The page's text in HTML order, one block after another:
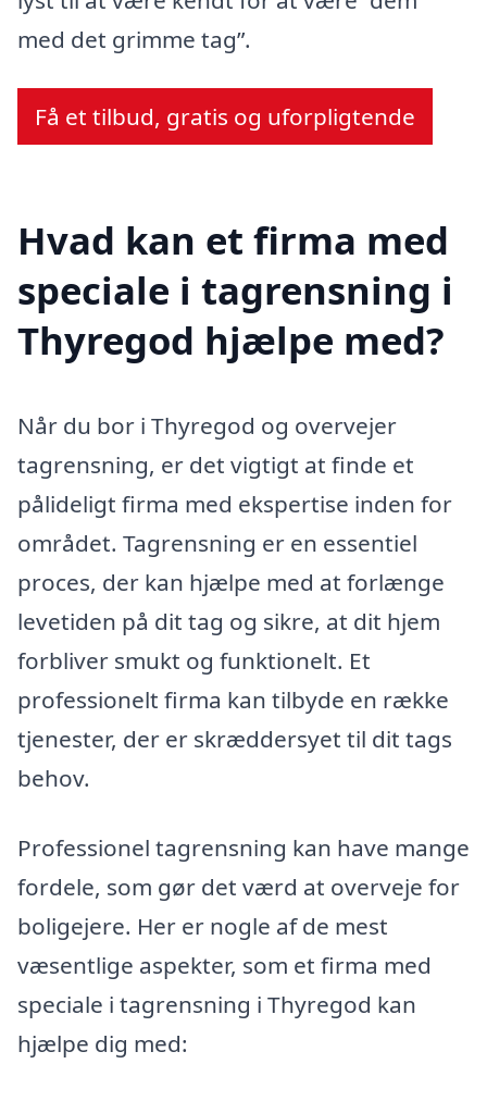
med det grimme tag”.
Få et tilbud, gratis og uforpligtende
Hvad kan et firma med
speciale i tagrensning i
Thyregod hjælpe med?
Når du bor i Thyregod og overvejer
tagrensning, er det vigtigt at finde et
pålideligt firma med ekspertise inden for
området. Tagrensning er en essentiel
proces, der kan hjælpe med at forlænge
levetiden på dit tag og sikre, at dit hjem
forbliver smukt og funktionelt. Et
professionelt firma kan tilbyde en række
tjenester, der er skræddersyet til dit tags
behov.
Professionel tagrensning kan have mange
fordele, som gør det værd at overveje for
boligejere. Her er nogle af de mest
væsentlige aspekter, som et firma med
speciale i tagrensning i Thyregod kan
hjælpe dig med: